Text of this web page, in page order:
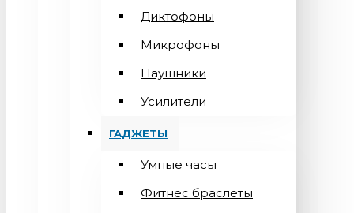
Диктофоны
Микрофоны
Наушники
Усилители
ГАДЖЕТЫ
Умные часы
Фитнес браслеты